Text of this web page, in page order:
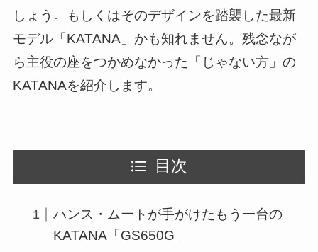
しょう。もしくはそのデザインを踏襲した最新
モデル「KATANA」かも知れません。残念なが
ら主役の座をつかめなかった「じゃない方」の
KATANAを紹介します。
目次
ハンス・ムートが手がけたもう一台の
KATANA「GS650G」